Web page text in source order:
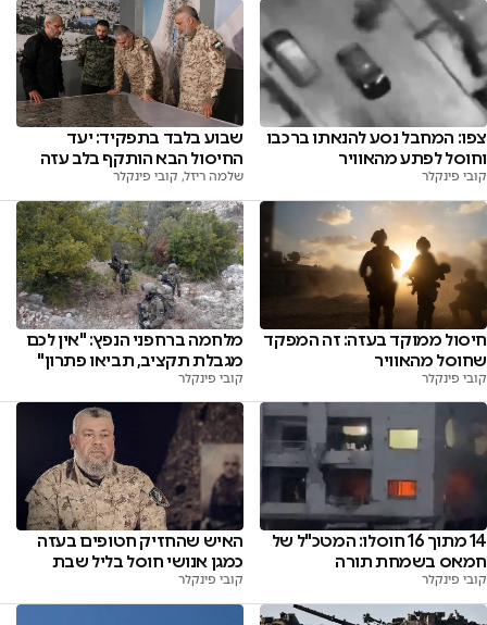
צפו: המחבל נסע להנאתו ברכבו
וחוסל לפתע מהאוויר
קובי פינקלר
שבוע בלבד בתפקיד: יעד
החיסול הבא הותקף בלב עזה
שלמה ריזל, קובי פינקלר
חיסול ממוקד בעזה: זה המפקד
שחוסל מהאוויר
קובי פינקלר
מלחמה ברחפני הנפץ: "אין לכם
מגבלת תקציב, תביאו פתרון"
קובי פינקלר
14 מתוך 16 חוסלו: המטכ"ל של
חמאס בשמחת תורה
קובי פינקלר
האיש שהחזיק חטופים בעזה
כמגן אנושי חוסל בליל שבת
קובי פינקלר